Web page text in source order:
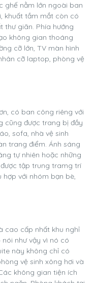
ghế nằm lớn ngoài ban
khuất tầm mắt còn có
thư giãn. Phía hướng
không gian thoáng
cỡ lớn, TV màn hình
cỡ laptop, phòng vệ
có ban công riêng với
cũng được trang bị đầy
sofa, nhà vệ sinh
trang điểm. Ánh sáng
tự nhiên hoặc những
tập trung tramg trí
với nhóm bạn bè,
cao cấp nhất khu nghỉ
nói như vậy vì nó có
này không chỉ có
vệ sinh xông hơi và
không gian tiện ích